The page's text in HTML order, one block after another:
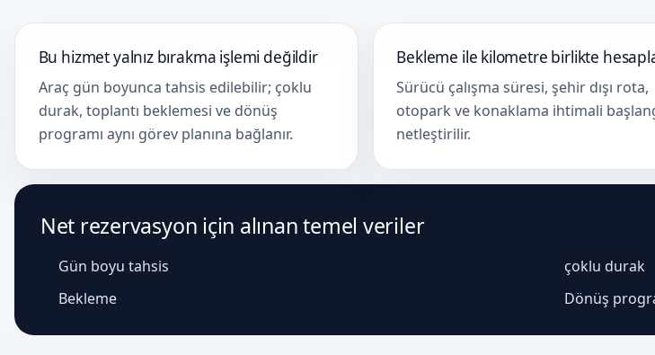
Bu hizmet yalnız bırakma işlemi değildir
Araç gün boyunca tahsis edilebilir; çoklu
durak, toplantı beklemesi ve dönüş
programı aynı görev planına bağlanır.
Bekleme ile kilometre birlikte
Sürücü çalışma süresi, şehir dışı rota,
otopark ve konaklama ihtimali
netleştirilir.
Net rezervasyon için alınan temel veriler
Gün boyu tahsis
çoklu durak
Bekleme
Dönüş